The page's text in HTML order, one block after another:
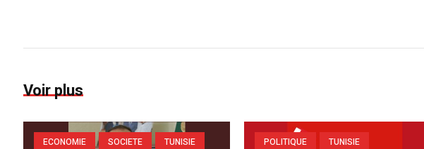
Voir plus
ECONOMIE SOCIETE TUNISIE POLITIQUE TUNISIE